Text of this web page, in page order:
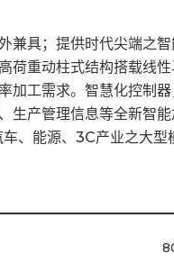
兼具；提供时代尖端之
荷重动柱式结构搭载线
加工需求。智慧化控制
生产管理信息等全新智
、能源、3C产业之大型